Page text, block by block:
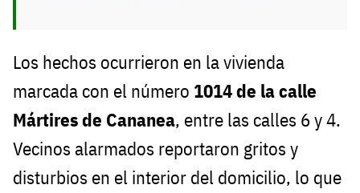
Los hechos ocurrieron en la vivienda
marcada con el número 1014 de la calle
Mártires de Cananea, entre las calles 6 y 4.
Vecinos alarmados reportaron gritos y
disturbios en el interior del domicilio, lo que